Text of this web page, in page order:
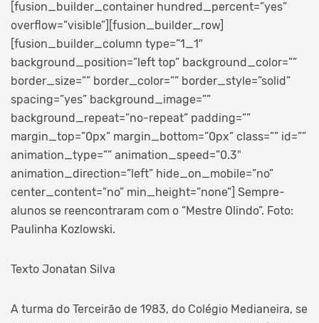
[fusion_builder_container hundred_percent=”yes”
overflow=”visible”][fusion_builder_row]
[fusion_builder_column type=”1_1″
background_position=”left top” background_color=””
border_size=”” border_color=”” border_style=”solid”
spacing=”yes” background_image=””
background_repeat=”no-repeat” padding=””
margin_top=”0px” margin_bottom=”0px” class=”” id=””
animation_type=”” animation_speed=”0.3″
animation_direction=”left” hide_on_mobile=”no”
center_content=”no” min_height=”none”] Sempre-
alunos se reencontraram com o “Mestre Olindo”. Foto:
Paulinha Kozlowski.
Texto Jonatan Silva
A turma do Terceirão de 1983, do Colégio Medianeira, se